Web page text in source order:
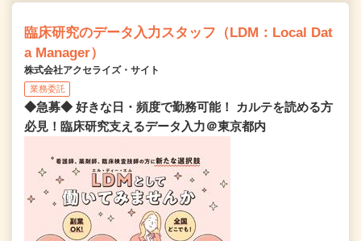
臨床研究のデータ入力スタッフ（LDM：Local Dat
a Manager）
株式会社アクセライズ・サイト
業務委託
◆急募◆ 好きな日・頻度で勤務可能！ カルテを読める方
必見！臨床研究支えるデータ入力＠東京都内